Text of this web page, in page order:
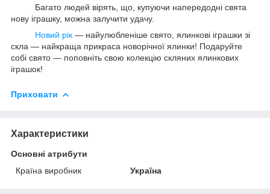
Багато людей вірять, що, купуючи напередодні свята
нову іграшку, можна залучити удачу.
Новий рік — найулюбленіше свято, ялинкові іграшки зі
скла — найкраща прикраса новорічної ялинки! Подаруйте
собі свято — поповніть свою колекцію скляних ялинкових
іграшок!
Приховати
Характеристики
Основні атрибути
Країна виробник
Україна